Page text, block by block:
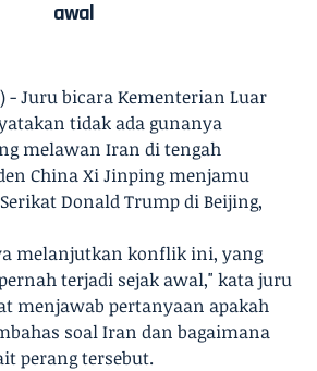
awal
- Juru bicara Kementerian Luar
tidak ada gunanya
melawan Iran di tengah
China Xi Jinping menjamu
Donald Trump di Beijing,
melanjutkan konflik ini, yang
terjadi sejak awal," kata juru
menjawab pertanyaan apakah
soal Iran dan bagaimana
perang tersebut.